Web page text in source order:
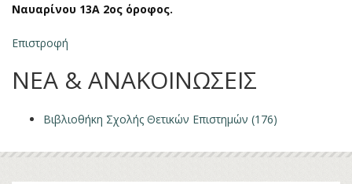
Ναυαρίνου 13Α 2ος όροφος.
Επιστροφή
ΝΕΑ & ΑΝΑΚΟΙΝΩΣΕΙΣ
Βιβλιοθήκη Σχολής Θετικών Επιστημών (176)